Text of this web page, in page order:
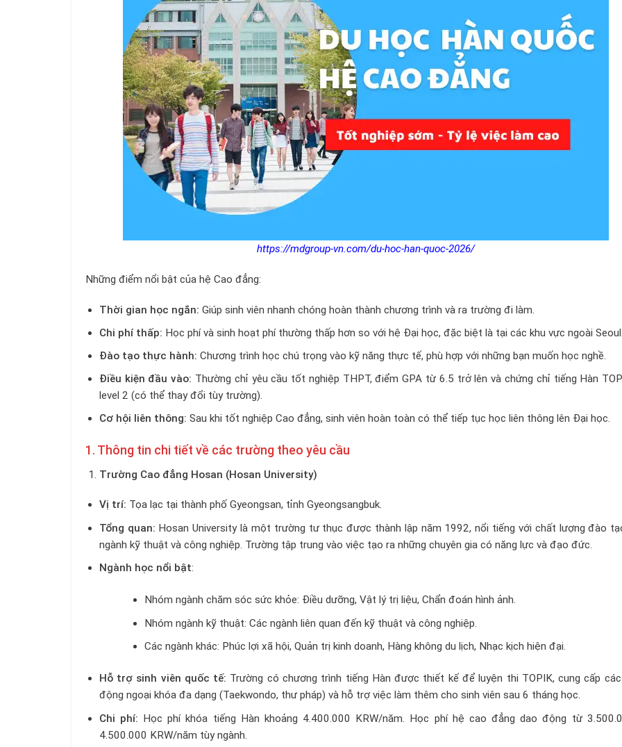
https://mdgroup-vn.com/du-hoc-han-quoc-2026/
Những điểm nổi bật của hệ Cao đẳng:
Thời gian học ngắn: Giúp sinh viên nhanh chóng hoàn thành chương trình và ra trường đi làm.
Chi phí thấp: Học phí và sinh hoạt phí thường thấp hơn so với hệ Đại học, đặc biệt là tại các khu vực ngoài Seoul.
Đào tạo thực hành: Chương trình học chú trọng vào kỹ năng thực tế, phù hợp với những bạn muốn học nghề.
Điều kiện đầu vào: Thường chỉ yêu cầu tốt nghiệp THPT, điểm GPA từ 6.5 trở lên và chứng chỉ tiếng Hàn
level 2 (có thể thay đổi tùy trường).
Cơ hội liên thông: Sau khi tốt nghiệp Cao đẳng, sinh viên hoàn toàn có thể tiếp tục học liên thông lên Đại học.
1. Thông tin chi tiết về các trường theo yêu cầu
Trường Cao đẳng Hosan (Hosan University)
Vị trí: Tọa lạc tại thành phố Gyeongsan, tỉnh Gyeongsangbuk.
Tổng quan: Hosan University là một trường tư thục được thành lập năm 1992, nổi tiếng với chất lượng đào
ngành kỹ thuật và công nghiệp. Trường tập trung vào việc tạo ra những chuyên gia có năng lực và đạo đức.
Ngành học nổi bật:
Nhóm ngành chăm sóc sức khỏe: Điều dưỡng, Vật lý trị liệu, Chẩn đoán hình ảnh.
Nhóm ngành kỹ thuật: Các ngành liên quan đến kỹ thuật và công nghiệp.
Các ngành khác: Phúc lợi xã hội, Quản trị kinh doanh, Hàng không du lịch, Nhạc kịch hiện đại.
Hỗ trợ sinh viên quốc tế: Trường có chương trình tiếng Hàn được thiết kế để luyện thi TOPIK, cung cấp
động ngoại khóa đa dạng (Taekwondo, thư pháp) và hỗ trợ việc làm thêm cho sinh viên sau 6 tháng học.
Chi phí: Học phí khóa tiếng Hàn khoảng 4.400.000 KRW/năm. Học phí hệ cao đẳng dao động từ
4.500.000 KRW/năm tùy ngành.